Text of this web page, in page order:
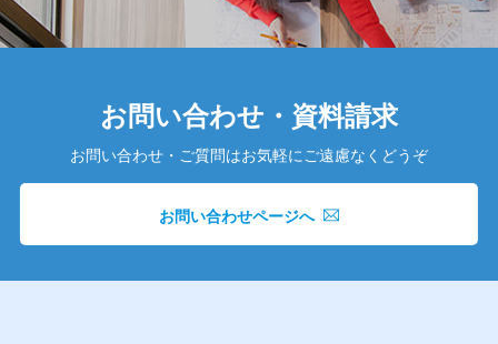
お問い合わせ・資料請求
お問い合わせ・ご質問はお気軽にご遠慮なくどうぞ
お問い合わせページへ